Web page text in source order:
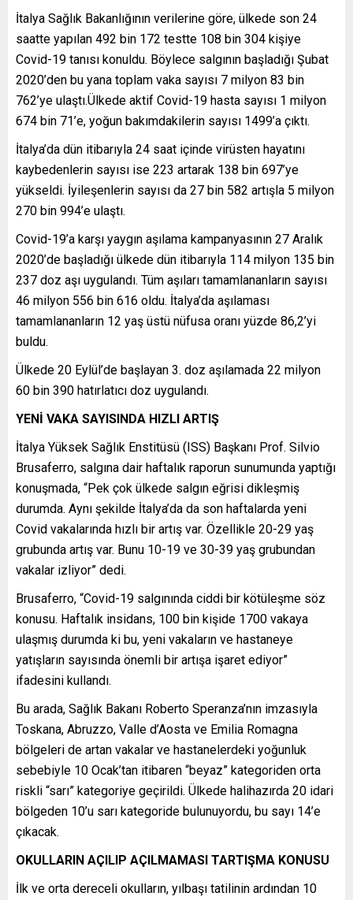
İtalya Sağlık Bakanlığının verilerine göre, ülkede son 24
saatte yapılan 492 bin 172 testte 108 bin 304 kişiye
Covid-19 tanısı konuldu. Böylece salgının başladığı Şubat
2020’den bu yana toplam vaka sayısı 7 milyon 83 bin
762’ye ulaştı.Ülkede aktif Covid-19 hasta sayısı 1 milyon
674 bin 71’e, yoğun bakımdakilerin sayısı 1499’a çıktı.
İtalya’da dün itibarıyla 24 saat içinde virüsten hayatını
kaybedenlerin sayısı ise 223 artarak 138 bin 697’ye
yükseldi. İyileşenlerin sayısı da 27 bin 582 artışla 5 milyon
270 bin 994’e ulaştı.
Covid-19’a karşı yaygın aşılama kampanyasının 27 Aralık
2020’de başladığı ülkede dün itibarıyla 114 milyon 135 bin
237 doz aşı uygulandı. Tüm aşıları tamamlananların sayısı
46 milyon 556 bin 616 oldu. İtalya’da aşılaması
tamamlananların 12 yaş üstü nüfusa oranı yüzde 86,2’yi
buldu.
Ülkede 20 Eylül’de başlayan 3. doz aşılamada 22 milyon
60 bin 390 hatırlatıcı doz uygulandı.
YENİ VAKA SAYISINDA HIZLI ARTIŞ
İtalya Yüksek Sağlık Enstitüsü (ISS) Başkanı Prof. Silvio
Brusaferro, salgına dair haftalık raporun sunumunda yaptığı
konuşmada, “Pek çok ülkede salgın eğrisi dikleşmiş
durumda. Aynı şekilde İtalya’da da son haftalarda yeni
Covid vakalarında hızlı bir artış var. Özellikle 20-29 yaş
grubunda artış var. Bunu 10-19 ve 30-39 yaş grubundan
vakalar izliyor” dedi.
Brusaferro, “Covid-19 salgınında ciddi bir kötüleşme söz
konusu. Haftalık insidans, 100 bin kişide 1700 vakaya
ulaşmış durumda ki bu, yeni vakaların ve hastaneye
yatışların sayısında önemli bir artışa işaret ediyor”
ifadesini kullandı.
Bu arada, Sağlık Bakanı Roberto Speranza’nın imzasıyla
Toskana, Abruzzo, Valle d’Aosta ve Emilia Romagna
bölgeleri de artan vakalar ve hastanelerdeki yoğunluk
sebebiyle 10 Ocak’tan itibaren “beyaz” kategoriden orta
riskli “sarı” kategoriye geçirildi. Ülkede halihazırda 20 idari
bölgeden 10’u sarı kategoride bulunuyordu, bu sayı 14’e
çıkacak.
OKULLARIN AÇILIP AÇILMAMASI TARTIŞMA KONUSU
İlk ve orta dereceli okulların, yılbaşı tatilinin ardından 10